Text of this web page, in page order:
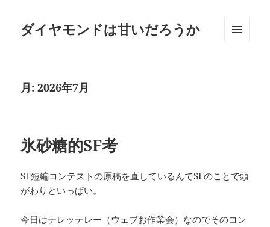
ダイヤモンドは甘いだろうか
月:2026年7月
氷砂糖的SF考
SF短編コンテストの原稿を直しているんでSFのことで頭
がわりといっぱい。
今日はテレッテレー（ウェブお作業会）なのでそのコン